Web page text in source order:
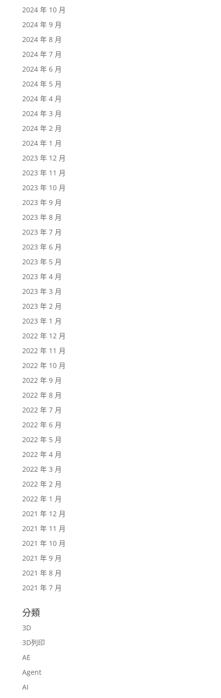
2024 年 10 月
2024 年 9 月
2024 年 8 月
2024 年 7 月
2024 年 6 月
2024 年 5 月
2024 年 4 月
2024 年 3 月
2024 年 2 月
2024 年 1 月
2023 年 12 月
2023 年 11 月
2023 年 10 月
2023 年 9 月
2023 年 8 月
2023 年 7 月
2023 年 6 月
2023 年 5 月
2023 年 4 月
2023 年 3 月
2023 年 2 月
2023 年 1 月
2022 年 12 月
2022 年 11 月
2022 年 10 月
2022 年 9 月
2022 年 8 月
2022 年 7 月
2022 年 6 月
2022 年 5 月
2022 年 4 月
2022 年 3 月
2022 年 2 月
2022 年 1 月
2021 年 12 月
2021 年 11 月
2021 年 10 月
2021 年 9 月
2021 年 8 月
2021 年 7 月
分類
3D
3D列印
AE
Agent
AI